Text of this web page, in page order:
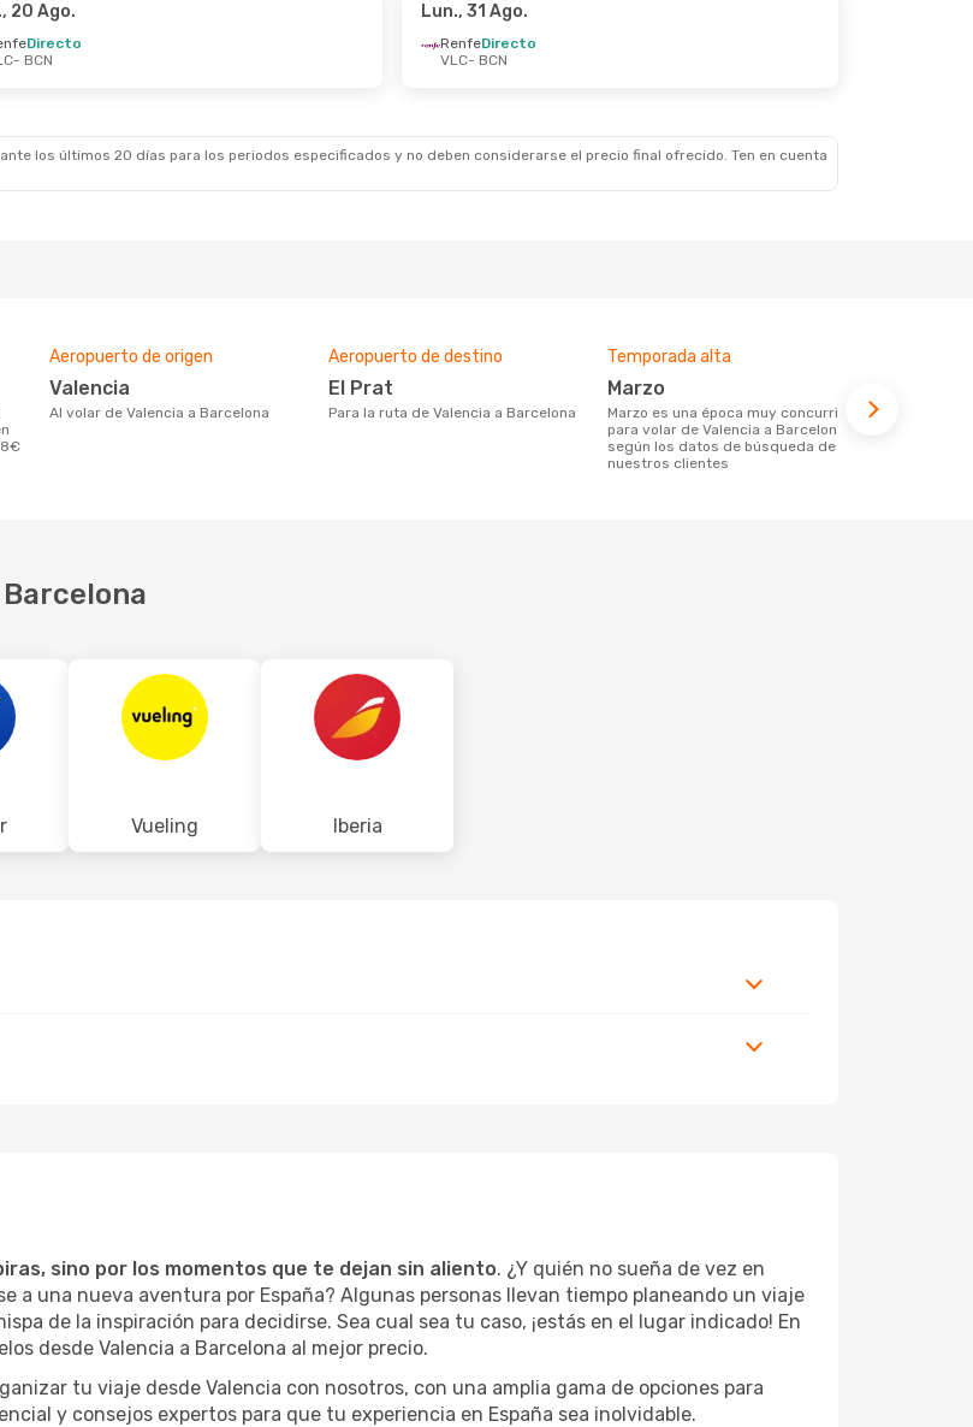
29 Sept. - Sáb., 10 Oct.
- VLC
20 Ago.
Directo
- BCN
Lun., 31 Ago.
RenfeDirecto
VLC- BCN
los últimos 20 días para los periodos especificados y no deben considerarse el precio final ofrecido. Ten en cuenta
Aeropuerto de origen
Valencia
Al volar de Valencia a Barcelona
Aeropuerto de destino
El Prat
Para la ruta de Valencia a Barcelona
Temporada alta
marzo
marzo es una época muy concurrida
para volar de Valencia a Barcelona,
según los datos de búsqueda de
nuestros clientes
Vueling Iberia
sino por los momentos que te dejan sin aliento. ¿Y quién no sueña de vez en
a una nueva aventura por España? Algunas personas llevan tiempo planeando un viaje
de la inspiración para decidirse. Sea cual sea tu caso, ¡estás en el lugar indicado! En
desde Valencia a Barcelona al mejor precio.
tu viaje desde Valencia con nosotros, con una amplia gama de opciones para
y consejos expertos para que tu experiencia en España sea inolvidable.